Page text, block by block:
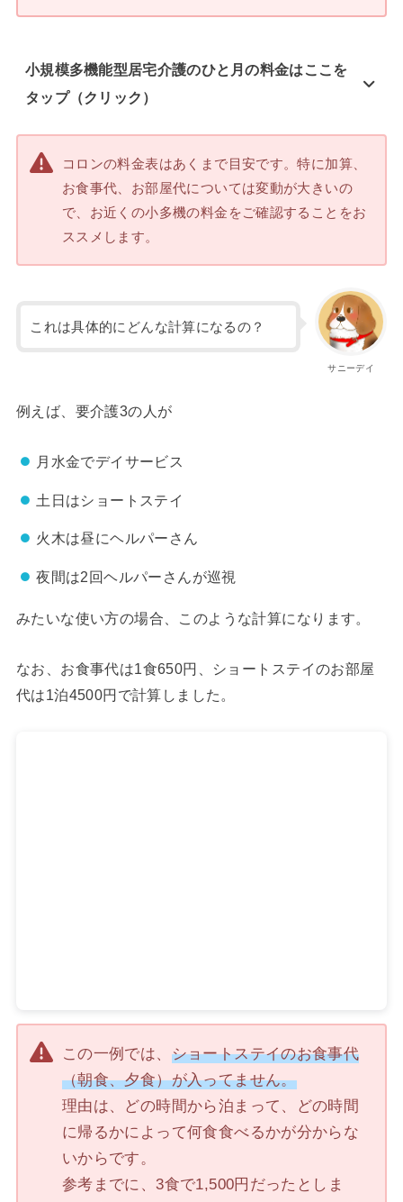
小規模多機能型居宅介護のひと月の料金はここを
タップ（クリック）
コロンの料金表はあくまで目安です。特に加算、
お食事代、お部屋代については変動が大きいの
で、お近くの小多機の料金をご確認することをお
ススメします。
サニーデイ
これは具体的にどんな計算になるの？
例えば、要介護3の人が
月水金でデイサービス
土日はショートステイ
火木は昼にヘルパーさん
夜間は2回ヘルパーさんが巡視
みたいな使い方の場合、このような計算になります。
なお、お食事代は1食650円、ショートステイのお部屋
代は1泊4500円で計算しました。
この一例では、 ショートステイのお食事代
（朝食、夕食）が入ってません。
理由は、どの時間から泊まって、どの時間
に帰るかによって何食食べるかが分からな
いからです。
参考までに、3食で1,500円だったとしま